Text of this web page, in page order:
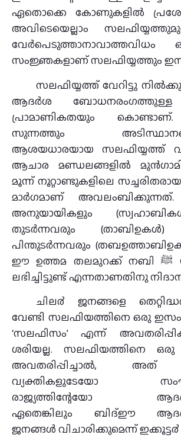
ഏതൊക്കെ കോണുകളില്‍
അവിടെയെല്ലാം
വേര്‍പെടുത്താനാവാത്തവിധം
സംജ്ഞകളാണ് സലഫിയ്യത്തും
സലഫിയ്യത്ത് വേറിട്ടു
ആദര്‍ശ ബോധനരംഗത്തുള്ള
പ്രാമാണികതയും
സുന്നത്തും
ആശയധാരയായ സലഫിയ്യത്ത്
ആചാര മണ്ഡലങ്ങളില്‍
മൂന്ന് നൂറ്റാണ്ടുകളിലെ
മാര്‍ഗമാണ് അവലംബിക്കുന്നത്.
അനുയായികളും
തുടര്‍ന്നവരും (താബിഉകള്‍)
പിന്തുടര്‍ന്നവരും
ഈ ഉത്തമ തലമുറക്ക് നബി ﷺ യുടെ പ്രശംസ
ലഭിച്ചിട്ടുണ്ട് എന്നതാണതിനു
ചില൪ ജനങ്ങളെ
വേണ്ടി സലഫിയത്തിനെ ഒരു
‘സലഫിസം’ എന്ന്
ശരിയല്ല. സലഫിയത്തിനെ
അവതരിപ്പിച്ചാല്‍, അത്
വ്യക്തികളുടേയോ
രാജ്യത്തിന്റേയോ
ഏതെങ്കിലും ബിദ്ഈ
ജനങ്ങള്‍ വിചാരിക്കുമെന്ന്